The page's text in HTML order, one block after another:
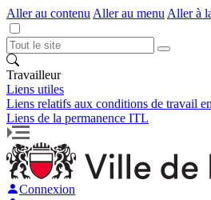
Aller au contenu Aller au menu Aller à
Travailleur
Liens utiles
Liens relatifs aux conditions de travail
Liens de la permanence ITL
Connexion